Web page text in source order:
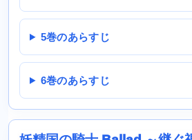
5巻のあらすじ
6巻のあらすじ